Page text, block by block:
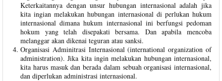
Keterkaitannya dengan unsur hubungan internasional adalah jika
kita ingian melakukan hubungan internasional di perlukan hukum
internasional dimana hukum internasional ini berfungsi pedoman
hokum yang telah disepakati bersama. Dan apabila mencoba
melanggar akan dikenai teguran atau sanksi.
Organisasi Adminitrasi Internasional (international organization of
administration). Jika kita ingin melakukan hubungan internasional,
kita harus masuk dan berada dalam sebuah organisasi internasional,
dan diperlukan administrasi internasional.